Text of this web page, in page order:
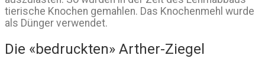
tierische Knochen gemahlen. Das Knochenmehl wurde
als Dünger verwendet.
Die «bedruckten» Arther-Ziegel